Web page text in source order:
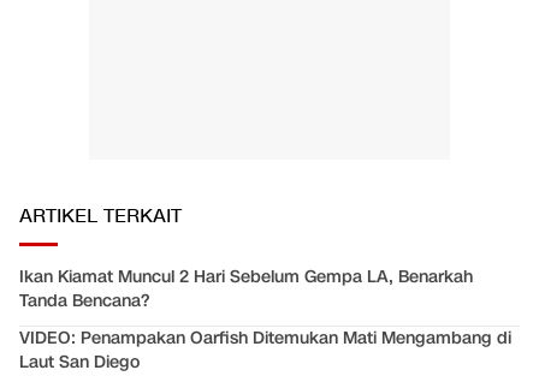
ARTIKEL TERKAIT
Ikan Kiamat Muncul 2 Hari Sebelum Gempa LA, Benarkah
Tanda Bencana?
VIDEO: Penampakan Oarfish Ditemukan Mati Mengambang di
Laut San Diego